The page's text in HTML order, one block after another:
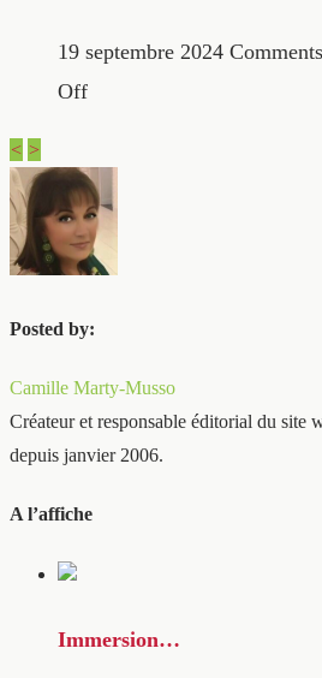
19 septembre 2024 Comments
Off
< >
Posted by:
Camille Marty-Musso
Créateur et responsable éditorial du site
depuis janvier 2006.
A l’affiche
Immersion…